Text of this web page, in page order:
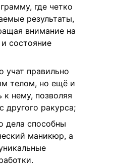
где четко
результаты,
внимание на
и состояние
учат правильно
телом, но ещё и
нему, позволяя
другого ракурса;
дела способны
маникюр, а